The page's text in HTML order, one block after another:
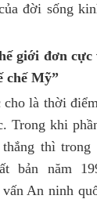
đời sống
giới đơn cực
chế Mỹ”
là thời
Trong khi
thì trong
bản năm
An ninh